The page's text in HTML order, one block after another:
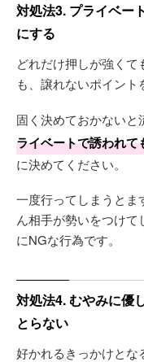
対処法3. プライベー
にする
どれだけ押しが強く
も、譲れないポイント
固く決めておかないと
ライベートで誘われ
に決めてください。
一度行ってしまうとま
ん相手が勢いをつけ
にNGな行為です。
対処法4. むやみに優
とらない
好かれるきっかけとな